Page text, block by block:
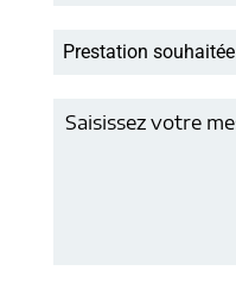
Prestation souhaitée